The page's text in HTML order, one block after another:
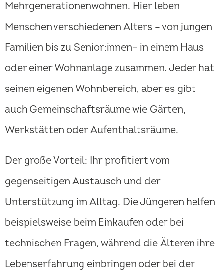
Mehrgenerationenwohnen. Hier leben
Menschen verschiedenen Alters – von jungen
Familien bis zu Senior:innen– in einem Haus
oder einer Wohnanlage zusammen. Jeder hat
seinen eigenen Wohnbereich, aber es gibt
auch Gemeinschaftsräume wie Gärten,
Werkstätten oder Aufenthaltsräume.
Der große Vorteil: Ihr profitiert vom
gegenseitigen Austausch und der
Unterstützung im Alltag. Die Jüngeren helfen
beispielsweise beim Einkaufen oder bei
technischen Fragen, während die Älteren ihre
Lebenserfahrung einbringen oder bei der